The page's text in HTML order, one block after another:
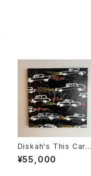
Diskah's This Cars
with Sononamo
¥55,000